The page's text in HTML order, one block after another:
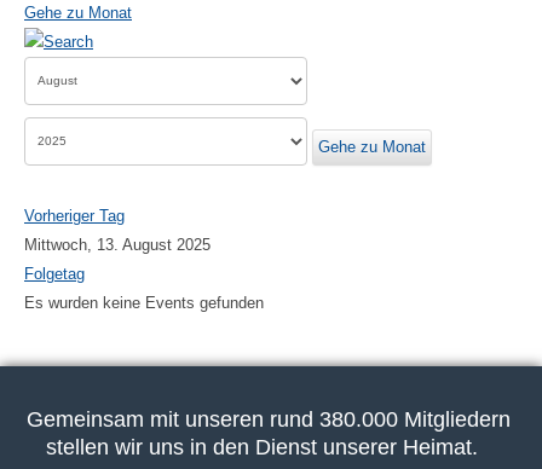
Gehe zu Monat
Gehe zu Monat
Vorheriger Tag
Mittwoch, 13. August 2025
Folgetag
Es wurden keine Events gefunden
Gemeinsam mit unseren rund 380.000 Mitgliedern
stellen wir uns in den Dienst unserer Heimat.